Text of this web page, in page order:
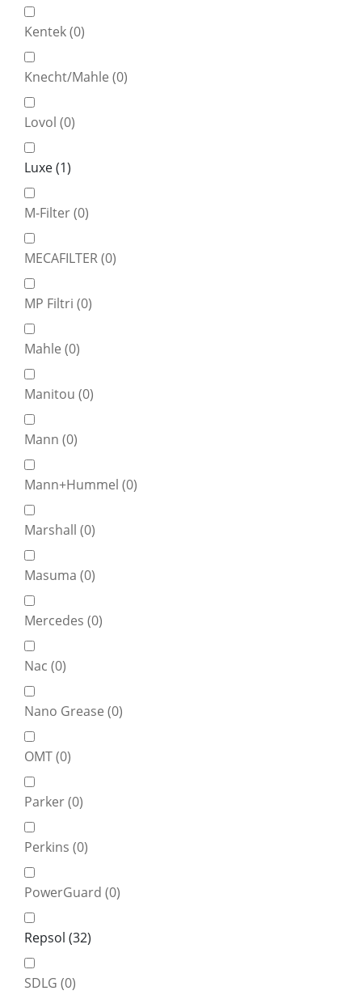
Kentek (0)
Knecht/Mahle (0)
Lovol (0)
Luxe (1)
M-Filter (0)
MECAFILTER (0)
MP Filtri (0)
Mahle (0)
Manitou (0)
Mann (0)
Mann+Hummel (0)
Marshall (0)
Masuma (0)
Mercedes (0)
Nac (0)
Nano Grease (0)
OMT (0)
Parker (0)
Perkins (0)
PowerGuard (0)
Repsol (32)
SDLG (0)